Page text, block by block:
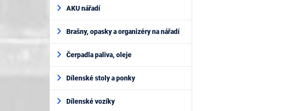
AKU nářadí
Brašny, opasky a organizéry na nářadí
Čerpadla paliva, oleje
Dílenské stoly a ponky
Dílenské vozíky